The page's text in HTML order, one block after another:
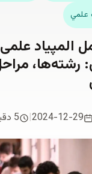
علمي
المپیاد علمی
رشته‌ها،
2024-12-29
| 5 دقیقه مطالعه